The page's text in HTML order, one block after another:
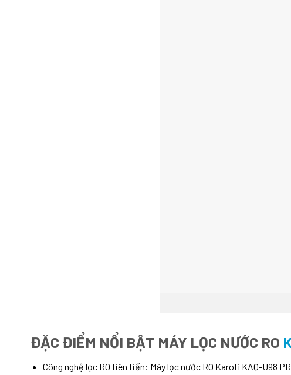
ĐẶC ĐIỂM NỔI BẬT MÁY LỌC NƯỚC RO
Công nghệ lọc RO tiên tiến: Máy lọc nước RO Karofi KAQ-U98